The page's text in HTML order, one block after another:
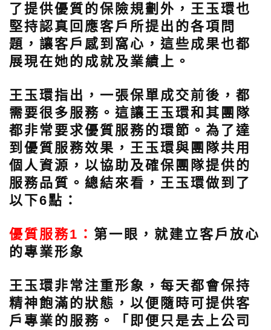
了提供優質的保險規劃外，王玉環也
堅持認真回應客戶所提出的各項問
題，讓客戶感到窩心，這些成果也都
展現在她的成就及業績上。
王玉環指出，一張保單成交前後，都
需要很多服務。這讓王玉環和其團隊
都非常要求優質服務的環節。為了達
到優質服務效果，王玉環與團隊共用
個人資源，以協助及確保團隊提供的
服務品質。總結來看，王玉環做到了
以下6點：
優質服務1： 第一眼，就建立客戶放心
的專業形象
王玉環非常注重形象，每天都會保持
精神飽滿的狀態，以便隨時可提供客
戶專業的服務。「 即便只是去上公司